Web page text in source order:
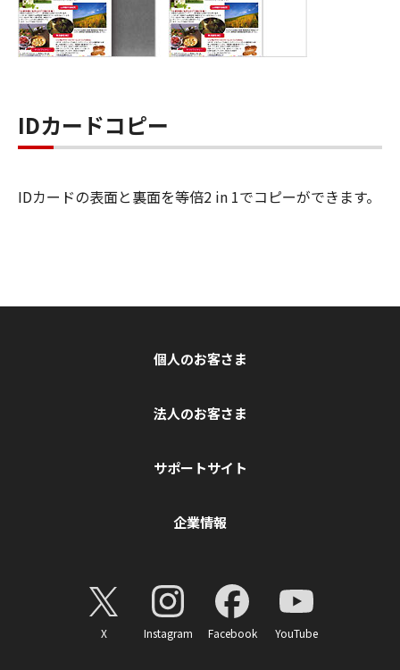
IDカードコピー
IDカードの表面と裏面を等倍2 in 1でコピーができます。
個人のお客さま
法人のお客さま
サポートサイト
企業情報
X Instagram Facebook YouTube